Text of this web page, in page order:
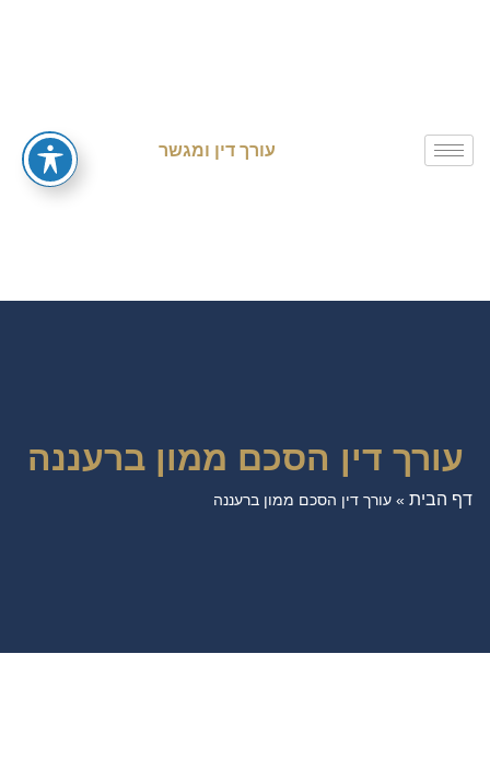
עורך דין ומגשר
עורך דין הסכם ממון ברעננה
דף הבית » עורך דין הסכם ממון ברעננה